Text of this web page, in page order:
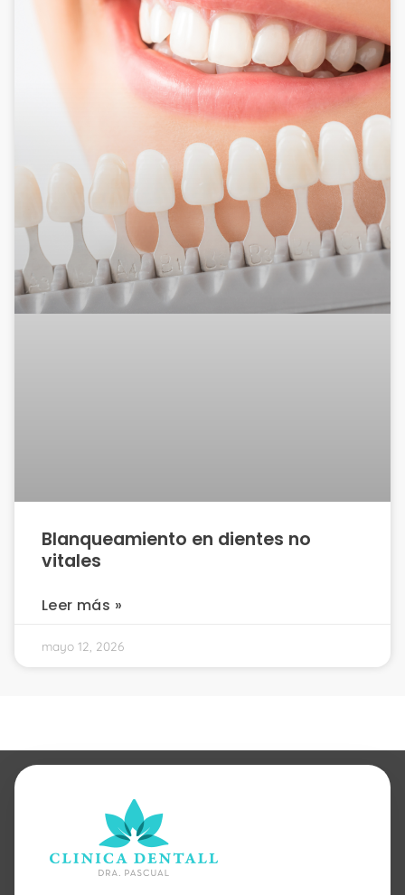
Blanqueamiento en dientes no
vitales
Leer más »
mayo 12, 2026